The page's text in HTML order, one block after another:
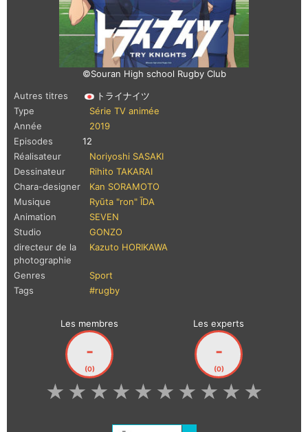
©Souran High school Rugby Club
Autres titres
トライナイツ
Type
Série TV animée
Année
2019
Episodes
12
Réalisateur
Noriyoshi SASAKI
Dessinateur
Rihito TAKARAI
Chara-designer
Kan SORAMOTO
Musique
Ryūta "ron" ĪDA
Animation
SEVEN
Studio
GONZO
directeur de la
photographie
Kazuto HORIKAWA
Genres
Sport
Tags
#rugby
Les membres
-
(0)
Les experts
-
(0)
★
★
★
★
★
★
★
★
★
★